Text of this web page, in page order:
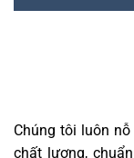
Chúng tôi luôn
chất lượng,